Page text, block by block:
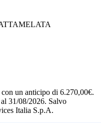
con un anticipo di 6.270,00€.
31/08/2026. Salvo
Italia S.p.A.